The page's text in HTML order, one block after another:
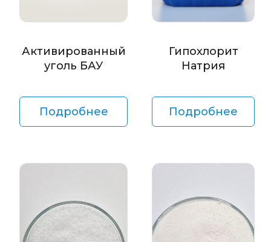
Активированный
уголь БАУ
Подробнее
Гипохлорит
Натрия
Подробнее